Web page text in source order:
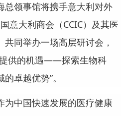
总领事馆将携手意大利对外
意大利商会（CCIC）及其医
同举办一场高层研讨会，
供的机遇——探索生物科
卓越优势”。
为中国快速发展的医疗健康